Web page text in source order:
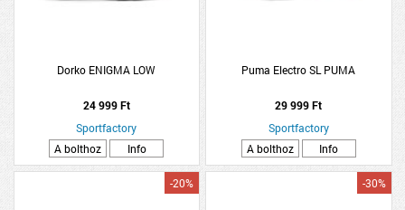
Dorko ENIGMA LOW
24 999 Ft
Sportfactory
A bolthoz
Info
Puma Electro SL PUMA
29 999 Ft
Sportfactory
A bolthoz
Info
-20% -30%